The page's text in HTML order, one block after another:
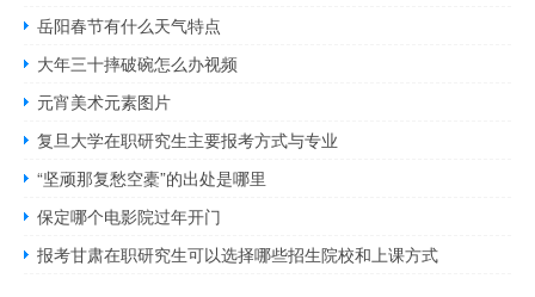
岳阳春节有什么天气特点
大年三十摔破碗怎么办视频
元宵美术元素图片
复旦大学在职研究生主要报考方式与专业
“坚顽那复愁空橐”的出处是哪里
保定哪个电影院过年开门
报考甘肃在职研究生可以选择哪些招生院校和上课方式